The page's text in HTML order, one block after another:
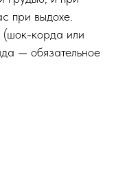
при выдохе.
(шок-корда или
— обязательное